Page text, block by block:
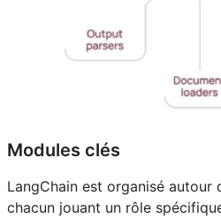
Modules clés
LangChain est organisé autour
chacun jouant un rôle